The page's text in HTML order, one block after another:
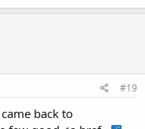
#19
back to